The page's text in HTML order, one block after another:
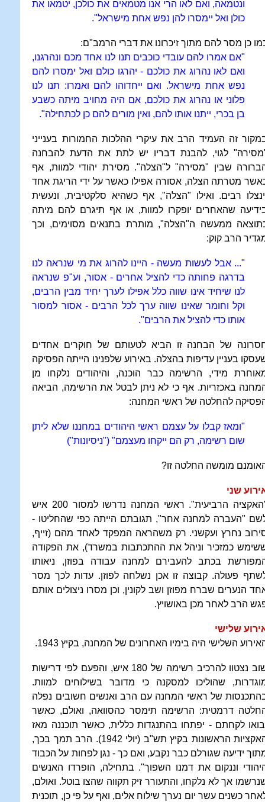
ונטמאה, ואם לאו הרי אנו מטמאים את כולכן, יטמאו את
כולן ואל יימסרו להן נפש אחת מישראל".
כן מסר להם מתוך זיכרונו את דברי הרמב"ם:
"אם אמרו להם עובדי כוכבים תנו לנו אחד מכם ונהרגנו,
ואם לאו נהרוג את כולכם - יהרגו כולם ואל ימסרו להם
נפש אחת מישראל. ואם ייחדוהו להם ואמרו: תנו לנו
פלוני או נהרוג את כולכם, אם היה מחויב מיתה כשבע
בן בכרי, ייתנו אותו להם, ואין מורים להם כן לכתחילה".
זה העמיד הרב את עיקרי ההלכות החמורות בענייני
לגוי, להבנת דבריו יש לתת את הדעת להבחנה
שבין "מסירה" ל"הצלה". מסירת יהודי למוות, אף
מטרתה הצלה, אסורה אפילו כאשר על ידי הריגת אחד
רבים. ואילו "הצלה", אף כשהיא סלקטיבית, ונעשית
שהאחרים יופקרו למוות, או אף תיגרם להם מיתה
ממעשה ה"הצלה", מותרת בתנאים מסוימים, וכך
הרב קוק:
"... אבל לעשות מעשה - היינו להרוג את מי שנראה לנו
בדרגה פחותה כדי להציל אחרים - אסור, וע"פ שנראה
לנו שיחיד אינו שווה כלל אפילו לערך יחיד מבין הרבים,
וקל וחומר שאינו שווה ערך לכל הרבים - אסור למסור
אותו כדי להציל את הרבים".
של הבחנה זו הביא לטעותם של חוקרים אחדים
בעניין עדיפות בהצלה. באירוע שלפנינו הייתה הפסיקה
מידי, הרשימה כבר הוכנה, והיהודים נלקחו מן
באכזריות. אף כי לא ניתן לבטל את הרשימה, הביאה
להחלטה של ראשי המחנה:
"ומאז קבלו על עצמם ראשי היהודים במחננו שלא ליתן
שום רשימה, רק הם ייקחו מעצמם" ("ניסיונות")
מומשה החלטה זו?
שני
"האקציה הרביעית". ראשי המחנה נדרשו למסור 200 איש
"העברה למחנה אחר", תגובתם הייתה כפי שהחליטו -
נחרץ ועקשני. רק משהראה המפקד לאחד מהם (זייף,
כמזכיר וניהל את ההתכתבות במשרד), את הפקודה
בכתב להעבירם למחנה עבודה בפוזן, ניאותו
פעולה. קבוצה זו אכן נשלחה לפוזן. עדות לכך מסר
הנערים שברח מפוזן ושב לקונין, וכן מסרו ניצולים אותם
הרב לאחר מכן באושויץ.
שלישי
השלישי היה בימיו האחרונים של המחנה, בקיץ 1943.
שוב נצטוו להרכיב רשימה של 180 איש, והפעם לפי דרישות
שהוליכו למסקנה כי מדובר בשילוחים למוות.
של ראשי המחנה עם הרב ואנשים חשובים נפלה
דרמטית: הרשימה תימסר כהסוואה, ואולם, כאשר
לקחתם - יפתחו בהתנגדות כללית, כאשר תוכננה מאז
האקציות הראשונות בקיץ תש"ב (יולי 1942). הרב תמך בכך,
ידיעה שגורלם כבר נקבע, ואם כך - נגן לפחות על הכבוד
וננקום את דמנו השפוך". בתחילה, הופרדו האנשים
אך לא נלקחו, והתעורר זיק תקווה שהצו בוטל. ואולם,
כשנים עשר יום נערך שילוח אלים, ואף על פי כן, תוכנית